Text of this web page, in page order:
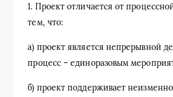
1. Проект отличается от
тем, что:
а) проект является непрерывной
процесс – единоразовым
б) проект поддерживает